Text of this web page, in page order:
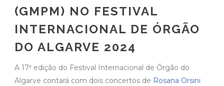
(GMPM) NO FESTIVAL
INTERNACIONAL DE ÓRGÃO
DO ALGARVE 2024
A 17ª edição do Festival Internacional de Órgão do
Algarve contará com dois concertos de Rosana Orsini